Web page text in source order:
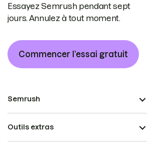
Essayez Semrush pendant sept
jours. Annulez à tout moment.
Commencer l’essai gratuit
Semrush
Outils extras